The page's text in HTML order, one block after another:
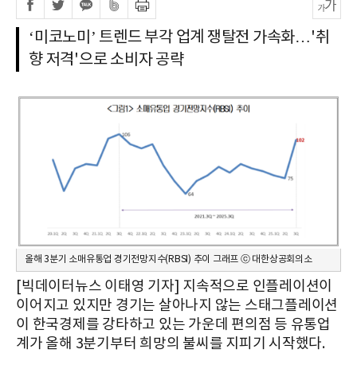
‘미코노미’ 트렌드 부각 업계 쟁탈전 가속화…'취
향 저격'으로 소비자 공략
올해 3분기 소매유통업 경기전망지수(RBSI) 추이 그래프 ⓒ 대한상공회의소
[빅데이터뉴스 이태영 기자] 지속적으로 인플레이션이
이어지고 있지만 경기는 살아나지 않는 스태그플레이션
이 한국경제를 강타하고 있는 가운데 편의점 등 유통업
계가 올해 3분기부터 희망의 불씨를 지피기 시작했다.